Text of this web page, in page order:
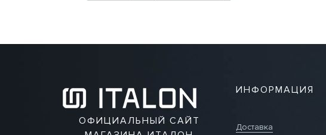
ОФИЦИАЛЬНЫЙ САЙТ
ИНФОРМАЦИЯ
Доставка